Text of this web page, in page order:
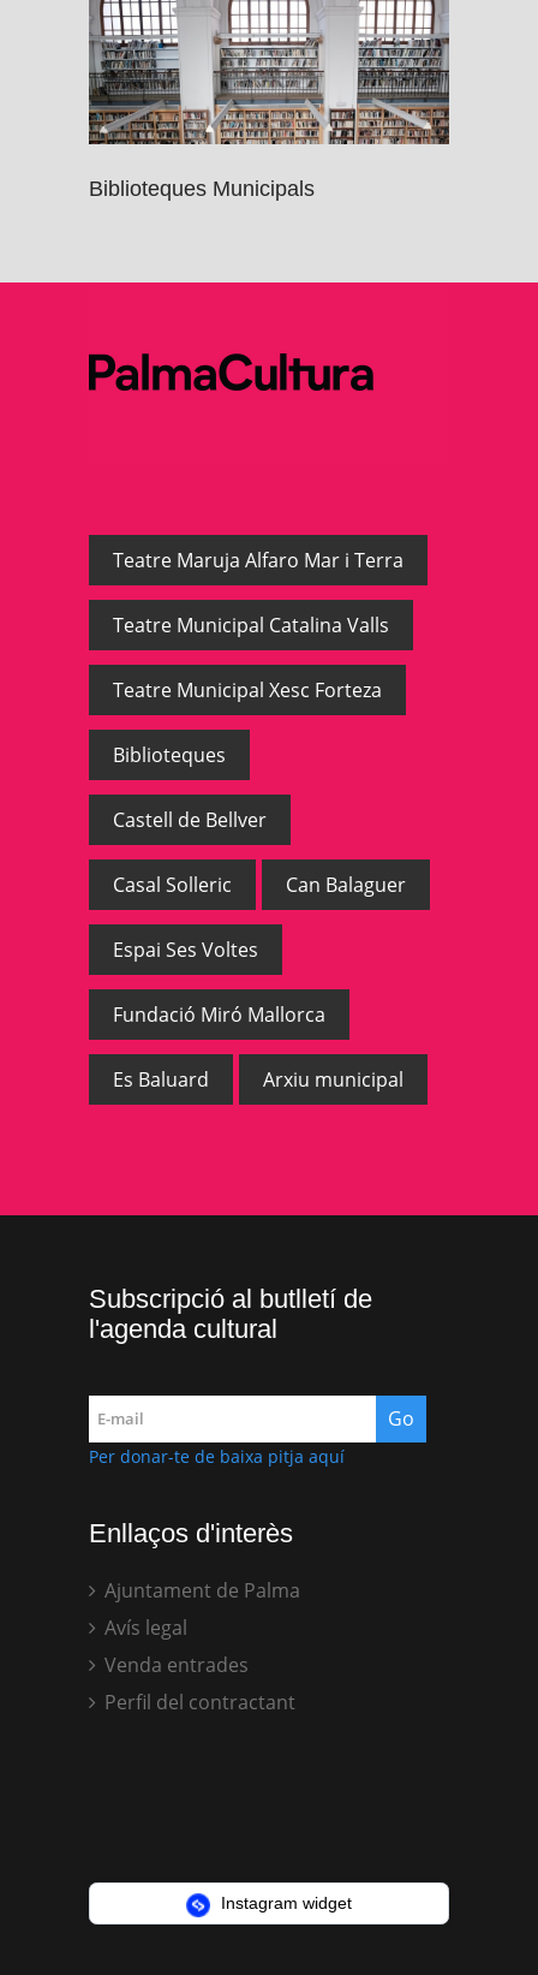
Biblioteques Municipals
Teatre Maruja Alfaro Mar i Terra
Teatre Municipal Catalina Valls
Teatre Municipal Xesc Forteza
Biblioteques
Castell de Bellver
Casal Solleric Can Balaguer
Espai Ses Voltes
Fundació Miró Mallorca
Es Baluard Arxiu municipal
Subscripció al butlletí de
l'agenda cultural
Per donar-te de baixa pitja aquí
Enllaços d'interès
Ajuntament de Palma
Avís legal
Venda entrades
Perfil del contractant
Instagram widget